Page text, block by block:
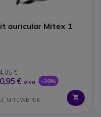
auricular Mitex 1
€
€ s/Iva -38%
MIT1WEPUK